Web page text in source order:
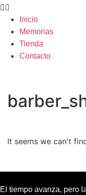
Inicio
Memorias
Tienda
Contacto
It seems we can't
El tiempo avanza, pero